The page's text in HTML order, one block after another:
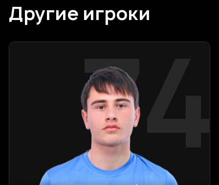
Другие игроки
74